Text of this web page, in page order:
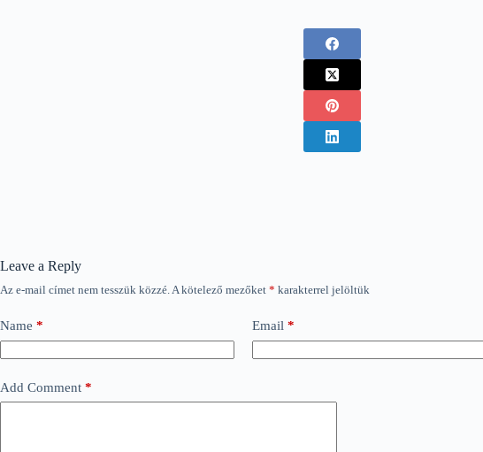
Leave a Reply
Az e-mail címet nem tesszük közzé.A kötelező mezőket * karakterrel jelöltük
Name * Email *
Add Comment *